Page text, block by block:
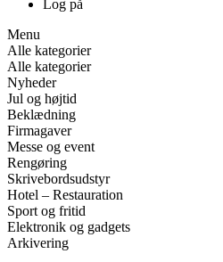
Log på
Menu
Alle kategorier
Alle kategorier
Nyheder
Jul og højtid
Beklædning
Firmagaver
Messe og event
Rengøring
Skrivebordsudstyr
Hotel – Restauration
Sport og fritid
Elektronik og gadgets
Arkivering